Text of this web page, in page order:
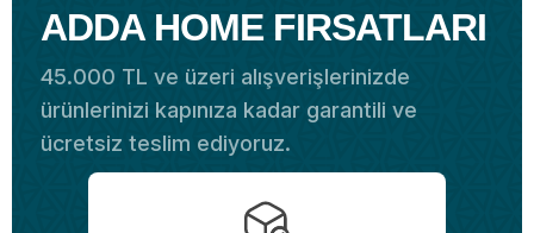
ADDA HOME FIRSATLARI
45.000 TL ve üzeri alışverişlerinizde
ürünlerinizi kapınıza kadar garantili ve
ücretsiz teslim ediyoruz.